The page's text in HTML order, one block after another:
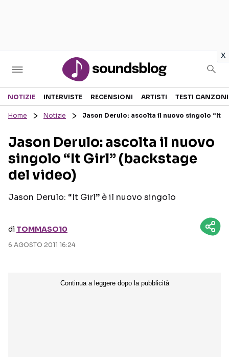
x
Sezioni
RECENSIONI MUSICALI
INTERVISTE
GOSSIP E CURIOSITÀ
TESTI CANZONI
TOUR ED EVENTI
NOTIZIE INTERVISTE RECENSIONI ARTISTI TESTI CANZONI
Home Notizie Jason Derulo: ascolta il nuovo singolo “It
Jason Derulo: ascolta il nuovo
singolo “It Girl” (backstage
del video)
Jason Derulo: “It Girl” è il nuovo singolo
di TOMMASO10
6 AGOSTO 2011 16:24